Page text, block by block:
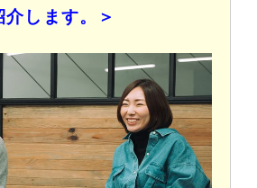
します。＞